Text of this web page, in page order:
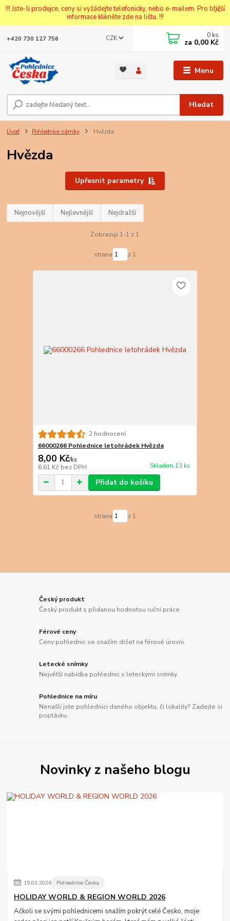
!!! Jste-li prodejce, ceny si vyžádejte telefonicky, nebo e-mailem. Pro bližší
informace klikněte zde na lištu. !!!
Menu
CZK
Hledat
+420 730 127 756 0 ks
za 0,00 Kč
Úvod Pohlednice zámky Hvězda
Hvězda
Upřesnit parametry
Nejnovější Nejlevnější Nejdražší
Zobrazuji 1-1 z 1
strana z 1
2 hodnocení
66000266 Pohlednice letohrádek Hvězda
8,00 Kč/ks
6,61 Kč bez DPH Skladem 13 ks
Přidat do košíku
strana z 1
Český produkt
Český produkt s přidanou hodnotou ruční práce.
Férové ceny
Ceny pohlednic se snažím držet na férové úrovni.
Letecké snímky
Největší nabídka pohlednic s leteckými snímky.
Pohlednice na míru
Nenašli jste pohlednici daného objektu, či lokality? Zadejte si
poptávku.
Novinky z našeho blogu
15.03.2026 Pohlednice Česka
HOLIDAY WORLD & REGION WORLD 2026
Ačkoli se svými pohlednicemi snažím pokrýt celé Česko, moje